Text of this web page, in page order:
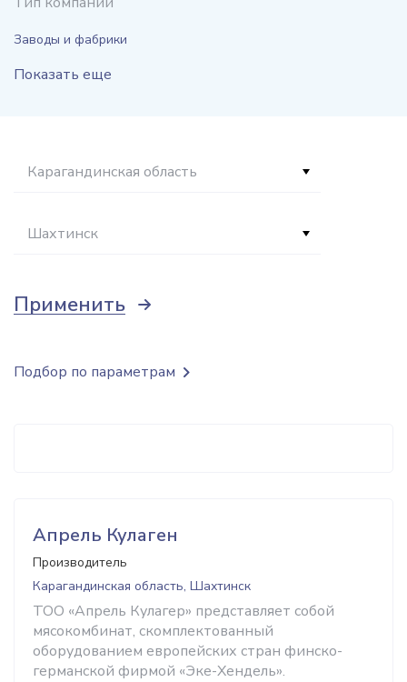
Заводы и фабрики
Показать еще
Карагандинская область
Шахтинск
Применить
Апрель Кулаген
Производитель
Карагандинская область, Шахтинск
ТОО «Апрель Кулагер» представляет собой
мясокомбинат, скомплектованный
оборудованием европейских стран финско-
германской фирмой «Эке-Хендель».
Подбор по параметрам